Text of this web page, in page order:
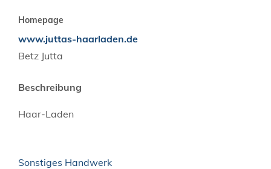
Homepage
www.juttas-haarladen.de
Betz Jutta
Beschreibung
Haar-Laden
Sonstiges Handwerk